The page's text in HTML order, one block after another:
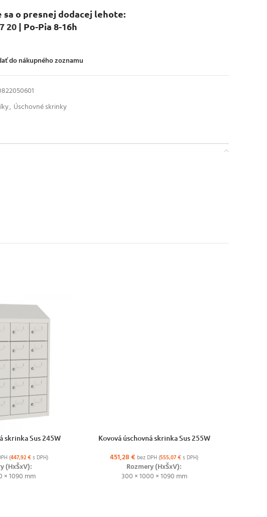
o presnej dodacej lehote:
20 | Po-Pia 8-16h
do nákupného zoznamu
, Úschovné skrinky
skrinka Sus 245W
(447,92€s DPH)
(HxŠxV):
× 1090 mm
VÝBER MOŽNOSTÍ
Kovová úschovná skrinka Sus 255W
451,28€ bez DPH (555,07€s DPH)
Rozmery (HxŠxV):
300 × 1000 × 1090 mm